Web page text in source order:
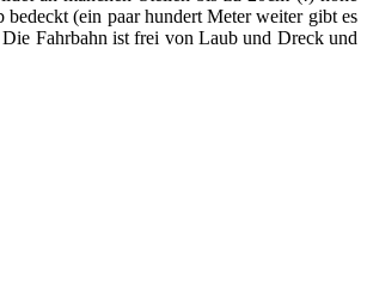
(ein paar hundert Meter weiter gibt es
Fahrbahn ist frei von Laub und Dreck und